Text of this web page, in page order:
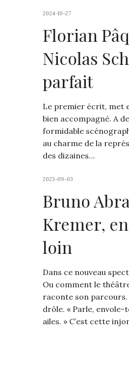
2024-10-27
Florian
Nicolas
parfait
Le premier écrit, met
bien accompagné. A
formidable
au charme de la
des dizaines…
2023-09-03
Bruno
Kremer,
loin
Dans ce nouveau
Ou comment le
raconte son parcours.
drôle. « Parle,
ailes. » C’est cette